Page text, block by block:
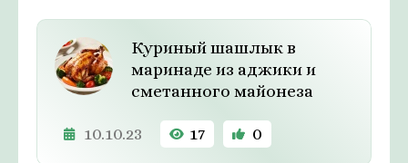
Куриный шашлык в
маринаде из аджики и
сметанного майонеза
10.10.23 17 0